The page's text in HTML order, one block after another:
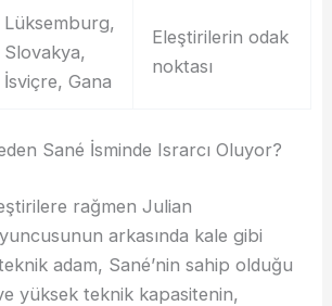
Lüksemburg,
Slovakya,
İsviçre, Gana
Eleştirilerin odak
noktası
Sané İsminde Israrcı Oluyor?
rağmen Julian
arkasında kale gibi
adam, Sané’nin sahip olduğu
ve yüksek teknik kapasitenin,